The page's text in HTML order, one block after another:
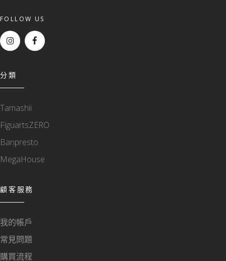
FOLLOW US
分類
Tamashii
FiguartsZERO
Banpresto
MegaHouse
顧客服務
我的帳戶
常見問題
購買流程